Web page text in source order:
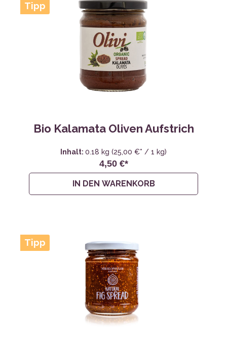
Tipp
Bio Kalamata Oliven Aufstrich
Inhalt: 0.18 kg (25,00 €* / 1 kg)
4,50 €*
IN DEN WARENKORB
Tipp